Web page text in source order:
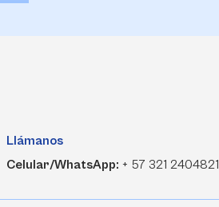
Llámanos
Celular/WhatsApp: + 57 321 2404821